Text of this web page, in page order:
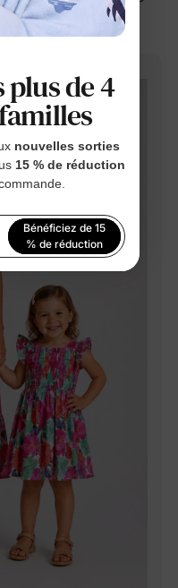
le jardin.
plus de 4
nouvelles sorties
15 % de réduction
Bénéficiez de 15
% de réduction
notre